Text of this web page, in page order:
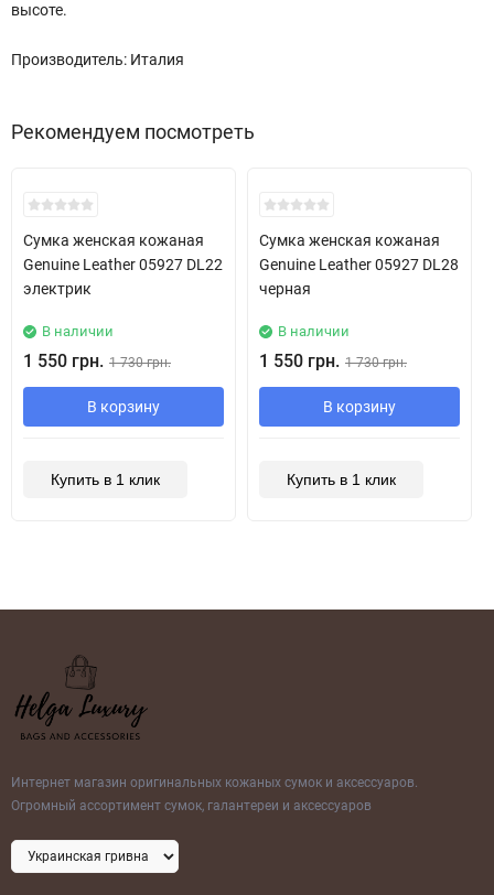
высоте.
Производитель: Италия
Рекомендуем посмотреть
Скидка!
Сумка женская кожаная
Genuine Leather 05927 DL22
электрик
В наличии
1 550 грн. 1 730 грн.
В корзину
Купить в 1 клик
Скидка!
Сумка женская кожаная
Genuine Leather 05927 DL28
черная
В наличии
1 550 грн. 1 730 грн.
В корзину
Купить в 1 клик
Интернет магазин оригинальных кожаных сумок и аксессуаров.
Огромный ассортимент сумок, галантереи и аксессуаров